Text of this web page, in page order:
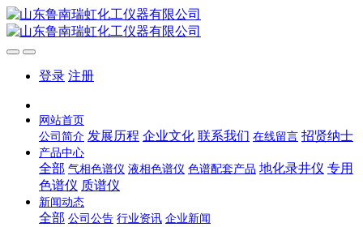
登录 注册
网站首页
公司简介 发展历程 企业文化 联系我们 在线留言 招贤纳士
产品中心
全部 气相色谱仪 液相色谱仪 色谱配套产品 地化录井仪 专用
色谱仪 质谱仪
新闻动态
全部 公司公告 行业资讯 企业新闻